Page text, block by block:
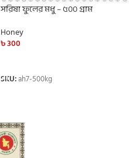
সরিষা ফুলের মধু – ৫০০ গ্রাম
Honey
৳300
SKU:ah7-500kg